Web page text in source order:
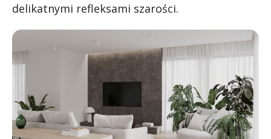
delikatnymi refleksami szarości.